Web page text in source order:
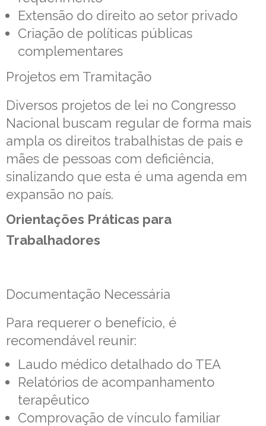
Extensão do direito ao setor privado
Criação de políticas públicas
complementares
Projetos em Tramitação
Diversos projetos de lei no Congresso
Nacional buscam regular de forma mais
ampla os direitos trabalhistas de pais e
mães de pessoas com deficiência,
sinalizando que esta é uma agenda em
expansão no país.
Orientações Práticas para
Trabalhadores
Documentação Necessária
Para requerer o benefício, é
recomendável reunir:
Laudo médico detalhado do TEA
Relatórios de acompanhamento
terapêutico
Comprovação de vínculo familiar